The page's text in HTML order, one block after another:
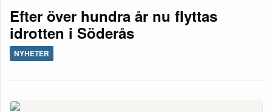
Efter över hundra år nu flyttas
idrotten i Söderås
NYHETER